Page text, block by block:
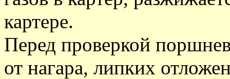
картере.
Перед проверкой
от нагара, липких